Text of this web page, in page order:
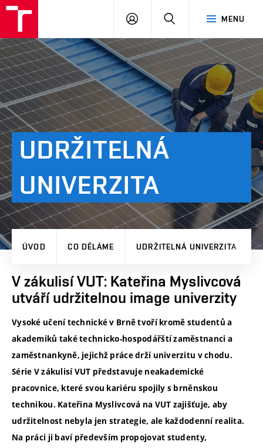
MENU
PŘIHLÁSIT
UDRŽITELNÁ
UNIVERZITA
ÚVOD CO DĚLÁME UDRŽITELNÁ UNIVERZITA
V zákulisí VUT: Kateřina Myslivcová
utváří udržitelnou image univerzity
Vysoké učení technické v Brně tvoří kromě studentů a
akademiků také technicko-hospodářští zaměstnanci a
zaměstnankyně, jejichž práce drží univerzitu v chodu.
Série V zákulisí VUT představuje neakademické
pracovnice, které svou kariéru spojily s brněnskou
technikou. Kateřina Myslivcová na VUT zajišťuje, aby
udržitelnost nebyla jen strategie, ale každodenní realita.
Na práci ji baví především propojovat studenty,